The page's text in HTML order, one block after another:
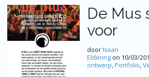
De Mus
voor
doorNaan
Elderingon 10/03/
ontwerp,Portfolio,